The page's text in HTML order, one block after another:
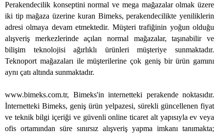
Perakendecilik konseptini normal ve mega mağazalar olmak üzere
iki tip mağaza üzerine kuran Bimeks, perakendecilikte yeniliklerin
adresi olmaya devam etmektedir. Müşteri trafiğinin yoğun olduğu
alışveriş merkezlerinde açılan normal mağazalar, taşınabilir ve
bilişim teknolojisi ağırlıklı ürünleri müşteriye sunmaktadır.
Teknoport mağazaları ile müşterilerine çok geniş bir ürün gamını
aynı çatı altında sunmaktadır.
www.bimeks.com.tr, Bimeks'in internetteki perakende noktasıdır.
İnternetteki Bimeks, geniş ürün yelpazesi, sürekli güncellenen fiyat
ve teknik bilgi içeriği ve güvenli online ticaret alt yapısıyla ev veya
ofis ortamından süre sınırsız alışveriş yapma imkanı tanımakta;